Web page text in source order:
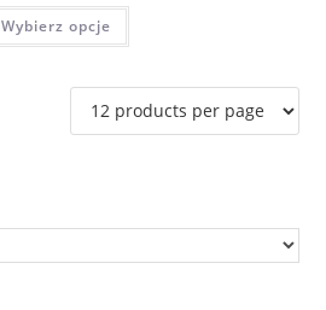
Wybierz opcje